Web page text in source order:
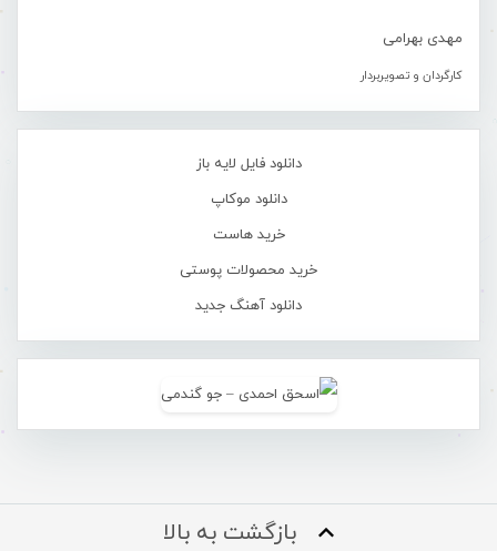
مهدی بهرامی
کارگردان و تصویربردار
دانلود فایل لایه باز
دانلود موکاپ
خرید هاست
خرید محصولات پوستی
دانلود آهنگ جدید
بازگشت به بالا